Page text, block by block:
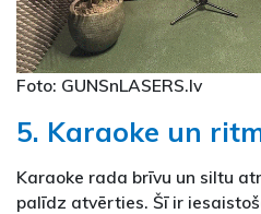
Foto: GUNSnLASERS.lv
5. Karaoke un
Karaoke rada brīvu un siltu
palīdz atvērties. Šī ir